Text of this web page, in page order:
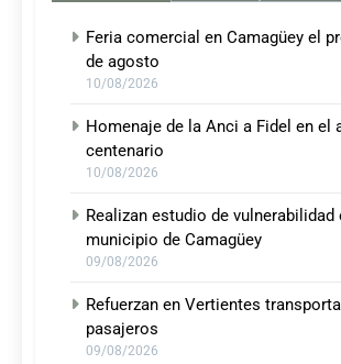
Feria comercial en Camagüey el
de agosto
10/08/2026
Homenaje de la Anci a Fidel en el
centenario
10/08/2026
Realizan estudio de vulnerabilidad
municipio de Camagüey
09/08/2026
Refuerzan en Vertientes
pasajeros
09/08/2026